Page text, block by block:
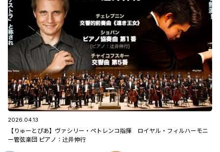
2026.04.13
【りゅーとぴあ】ヴァシリー・ペトレンコ指揮 ロイヤル・フィルハーモニ
ー管弦楽団 ピアノ：辻󠄀井伸行